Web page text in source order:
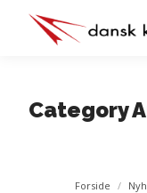
Category
You are
Forside